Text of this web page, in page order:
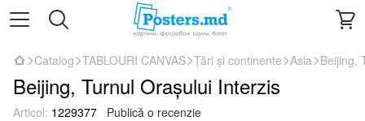
Catalog TABLOURI CANVAS Țări și continente Asia Beijing,
Beijing, Turnul Orașului Interzis
Articol: 1229377 Publică o recenzie